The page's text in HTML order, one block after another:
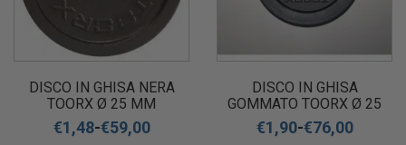
DISCO IN GHISA NERA
TOORX Ø 25 MM
€1,48-€59,00
DISCO IN GHISA
GOMMATO TOORX Ø 25
MM
€1,90-€76,00